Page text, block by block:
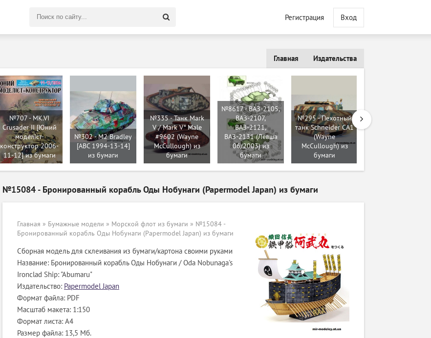
Регистрация Вход
Издательства
Главная
№707 - MK.VI
Crusader II [Юний
моделіст-
конструктор 2006-
11-12] из бумаги
№302 - M2 Bradley
[ABC 1994-13-14]
из бумаги
№335 - Танк Mark
V / Mark V* Male
#9602 (Wayne
McCullough) из
бумаги
№8617 - ВАЗ-2105,
ВАЗ-2107,
ВАЗ-2121,
ВАЗ-2131 (Левша
06/2003) из
бумаги
№295 - Пехотный
танк Schneider CA1
(Wayne
McCullough) из
бумаги
№15084 - Бронированный корабль Оды Нобунаги (Papermodel Japan) из бумаги
Главная » Бумажные модели » Морской флот из бумаги » №15084 -
Бронированный корабль Оды Нобунаги (Papermodel Japan) из бумаги
Сборная модель для склеивания из бумаги/картона своими руками
Название: Бронированный корабль Оды Нобунаги / Oda Nobunaga's
Ironclad Ship: "Abumaru"
Издательство: Papermodel Japan
Формат файла: PDF
Масштаб макета: 1:150
Формат листа: А4
Размер файла: 13,5 Мб.